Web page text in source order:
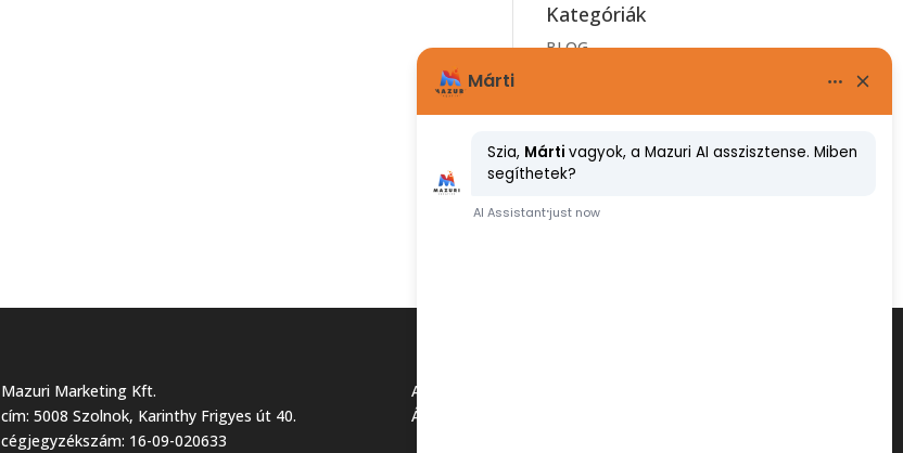
Kategóriák
BLOG
Bejegyzések hírcsatorna
Mazuri Marketing Kft.
cím: 5008 Szolnok, Karinthy Frigyes út 40.
cégjegyzékszám: 16-09-020633
ADATVÉDELMI TÁJÉKOZTATÓ
ÁSZF